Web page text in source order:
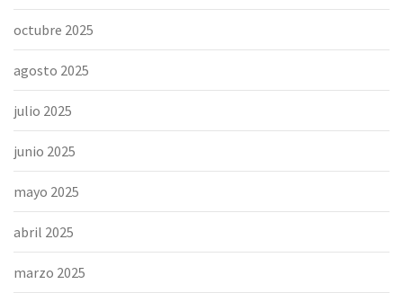
octubre 2025
agosto 2025
julio 2025
junio 2025
mayo 2025
abril 2025
marzo 2025